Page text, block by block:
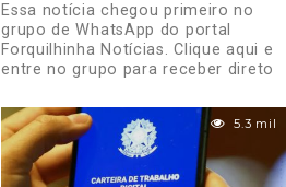
Essa notícia chegou primeiro no
grupo de WhatsApp do portal
Forquilhinha Notícias. Clique aqui e
entre no grupo para receber direto
5.3 mil